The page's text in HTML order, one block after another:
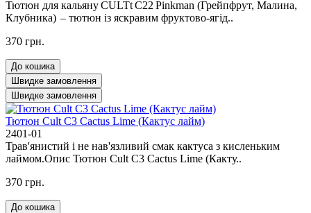
Тютюн для кальяну CULTt C22 Pinkman (Грейпфрут, Малина,
Клубника) – тютюн із яскравим фруктово‑ягід..
370 грн.
До кошика
Швидке замовлення
Швидке замовлення
Тютюн Cult C3 Cactus Lime (Кактус лайм)
2401-01
Трав'янистий і не нав'язливий смак кактуса з кисленьким
лаймом.Опис Тютюн Cult C3 Cactus Lime (Какту..
370 грн.
До кошика